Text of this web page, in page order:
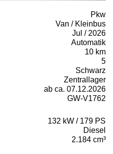
Pkw
Van / Kleinbus
Jul / 2026
Automatik
10 km
5
Schwarz
Zentrallager
ab ca. 07.12.2026
GW-V1762
132 kW / 179 PS
Diesel
2.184 cm³